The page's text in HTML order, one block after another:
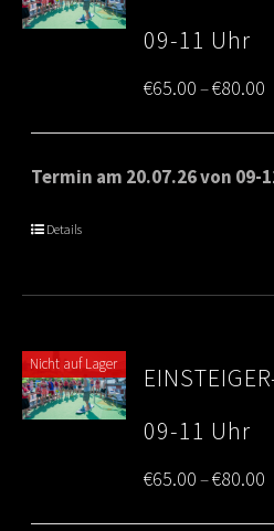
09-11 Uhr
€65.00–€80.00
Termin am 20.07.26 von 09-
Details
Nicht auf Lager
09-11 Uhr
€65.00–€80.00